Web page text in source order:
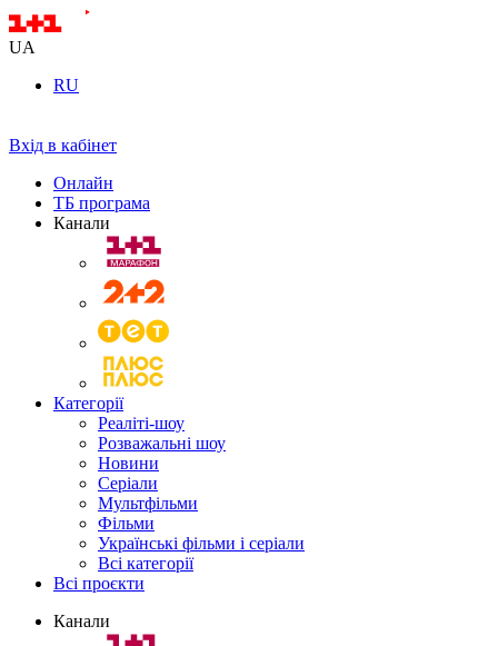
UA
RU
Вхід в кабінет
Онлайн
ТБ програма
Канали
Категорії
Реаліті-шоу
Розважальні шоу
Новини
Серіали
Мультфільми
Фільми
Українські фільми і серіали
Всі категорії
Всі проєкти
Канали